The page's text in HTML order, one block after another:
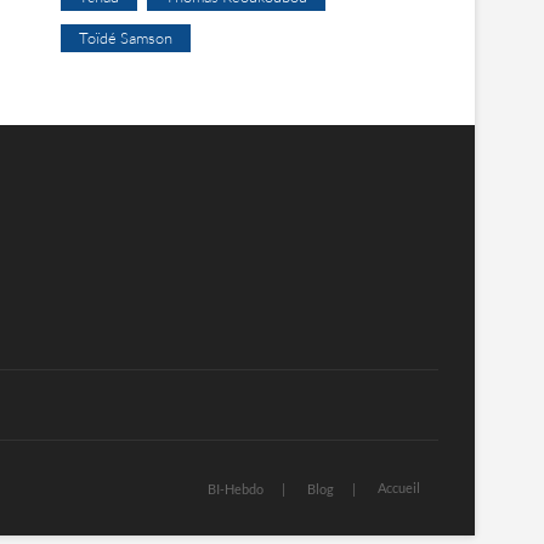
Toïdé Samson
BI-Hebdo Blog Accueil